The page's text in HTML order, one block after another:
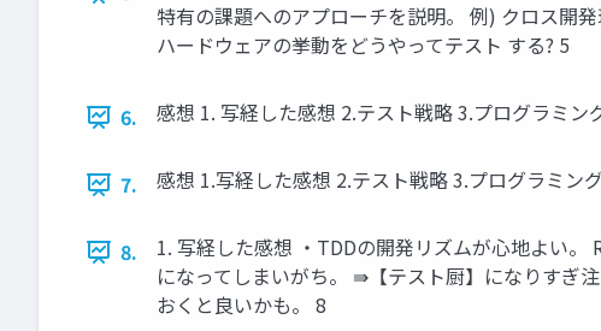
特有の課題へのアプローチを説明。 例) クロス開
ハードウェアの挙動をどうやってテスト する? 5
6. 感想 1. 写経した感想 2.テスト戦略 3.プログラミン
7. 感想 1.写経した感想 2.テスト戦略 3.プログラミン
8.
1. 写経した感想 ・TDDの開発リズムが心地よい
になってしまいがち。 ⇛【テスト厨】になりす
おくと良いかも。 8